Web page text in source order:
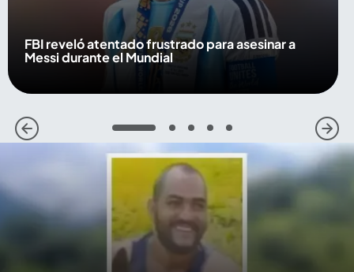
FBI reveló atentado frustrado para asesinar a
Messi durante el Mundial
1 2 3 4 5